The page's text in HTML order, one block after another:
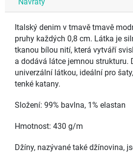
Návraty
Italský denim v tmavě tmavě
pruhy každých 0,8 cm. Látka je
tkanou bílou nití, která vytváří
a dodává látce jemnou strukturu.
univerzální látkou, ideální pro
tenké katany.
Složení: 99% bavlna, 1% elastan
Hmotnost: 430 g/m
Džíny, nazývané také džínovina,